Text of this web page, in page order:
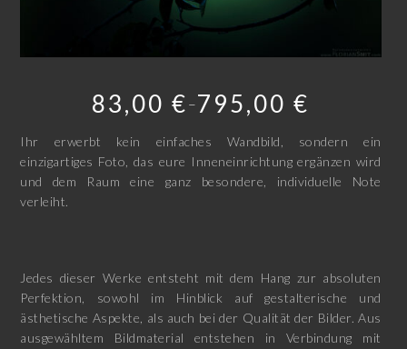
83,00€ –795,00 €
Ihr erwerbt kein einfaches Wandbild, sondern ein
einzigartiges Foto, das eure Inneneinrichtung ergänzen wird
und dem Raum eine ganz besondere, individuelle Note
verleiht.
Jedes dieser Werke entsteht mit dem Hang zur absoluten
Perfektion, sowohl im Hinblick auf gestalterische und
ästhetische Aspekte, als auch bei der Qualität der Bilder. Aus
ausgewähltem Bildmaterial entstehen in Verbindung mit